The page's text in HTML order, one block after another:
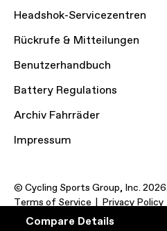
Compare Details
Headshok-Servicezentren
Rückrufe & Mitteilungen
Benutzerhandbuch
Battery Regulations
Archiv Fahrräder
Impressum
© Cycling Sports Group, Inc. 2026
Terms of Service
Privacy Policy